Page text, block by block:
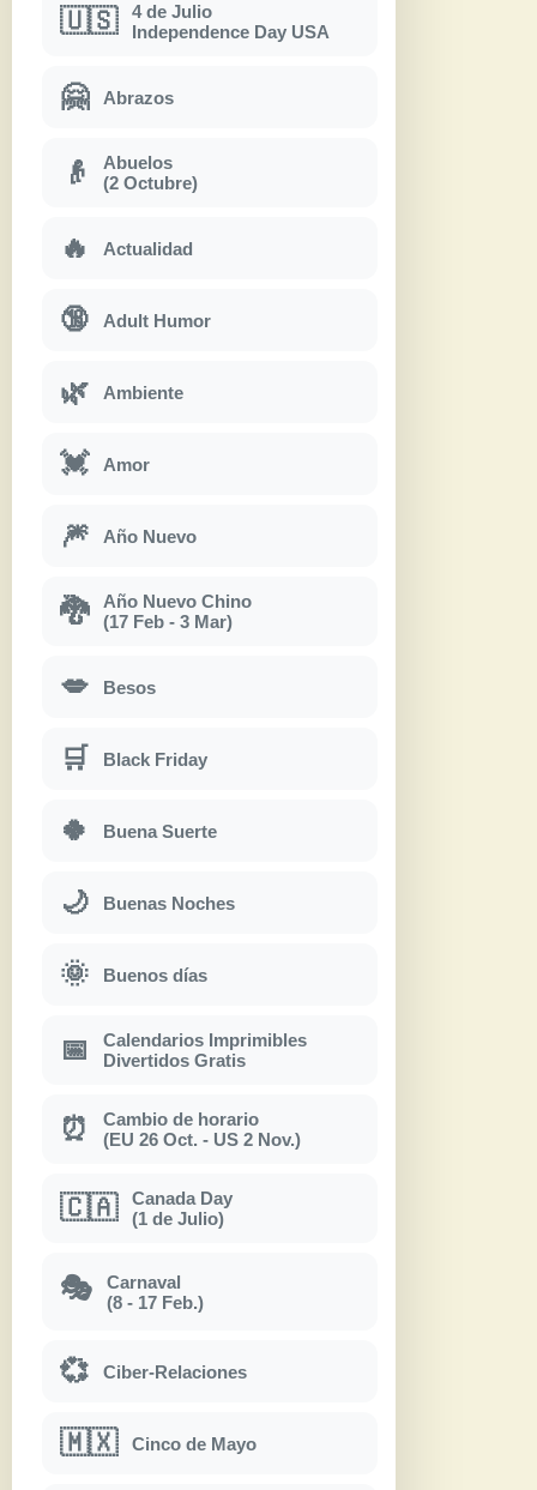
🇺🇸
4 de Julio
Independence Day USA
🤗 Abrazos
👴
Abuelos
(2 Octubre)
🔥 Actualidad
🔞 Adult Humor
🌿 Ambiente
💓 Amor
🎆 Año Nuevo
🐉
Año Nuevo Chino
(17 Feb - 3 Mar)
💋 Besos
🛒 Black Friday
🍀 Buena Suerte
🌙 Buenas Noches
🌞 Buenos días
📅
Calendarios Imprimibles
Divertidos Gratis
⏰
Cambio de horario
(EU 26 Oct. - US 2 Nov.)
🇨🇦
Canada Day
(1 de Julio)
🎭
Carnaval
(8 - 17 Feb.)
💞 Ciber-Relaciones
🇲🇽 Cinco de Mayo